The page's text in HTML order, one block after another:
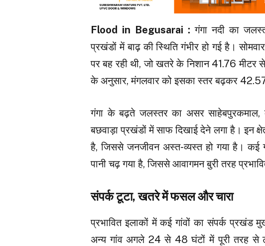
Flood in Begusarai : गंगा नदी का
प्रखंडों में बाढ़ की स्थिति गंभीर हो गई है।
पर बह रही थी, जो खतरे के निशान 41.76
के अनुसार, मंगलवार को इसका स्तर बढ़कर
गंगा के बढ़ते जलस्तर का असर साहेबपुरकमाल,
बछवाड़ा प्रखंडों में साफ दिखाई देने लगा है। इन
है, जिससे जनजीवन अस्त-व्यस्त हो गया है। कई
पानी चढ़ गया है, जिससे आवागमन बुरी तरह
संपर्क टूटा, खतरे में फसल और चारा
प्रभावित इलाकों में कई गांवों का संपर्क
अन्य गांव अगले 24 से 48 घंटों में पूरी तरह से